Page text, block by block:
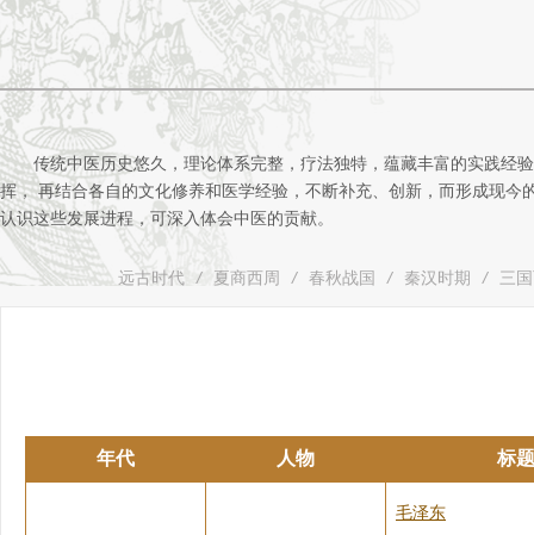
传统中医历史悠久，理论体系完整，疗法独特，蕴藏丰富的实践经
挥， 再结合各自的文化修养和医学经验，不断补充、创新，而形成现
认识这些发展进程，可深入体会中医的贡献。
远古时代 / 夏商西周 / 春秋战国 / 秦汉时期 / 三
年代 人物 标题
毛泽东